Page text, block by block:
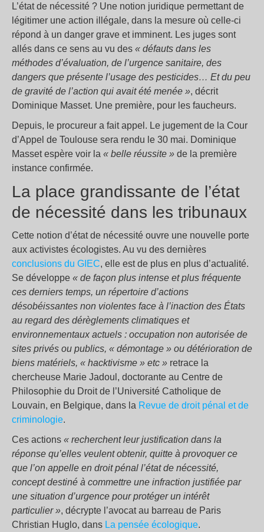
L’état de nécessité ? Une notion juridique permettant de
légitimer une action illégale, dans la mesure où celle-ci
répond à un danger grave et imminent. Les juges sont
allés dans ce sens au vu des « défauts dans les
méthodes d’évaluation, de l’urgence sanitaire, des
dangers que présente l’usage des pesticides… Et du peu
de gravité de l’action qui avait été menée », décrit
Dominique Masset. Une première, pour les faucheurs.
Depuis, le procureur a fait appel. Le jugement de la Cour
d’Appel de Toulouse sera rendu le 30 mai. Dominique
Masset espère voir la « belle réussite » de la première
instance confirmée.
La place grandissante de l’état
de nécessité dans les tribunaux
Cette notion d’état de nécessité ouvre une nouvelle porte
aux activistes écologistes. Au vu des dernières
conclusions du GIEC, elle est de plus en plus d’actualité.
Se développe « de façon plus intense et plus fréquente
ces derniers temps, un répertoire d’actions
désobéissantes non violentes face à l’inaction des États
au regard des dérèglements climatiques et
environnementaux actuels : occupation non autorisée de
sites privés ou publics, « démontage » ou détérioration de
biens matériels, « hacktivisme » etc » retrace la
chercheuse Marie Jadoul, doctorante au Centre de
Philosophie du Droit de l’Université Catholique de
Louvain, en Belgique, dans la Revue de droit pénal et de
criminologie.
Ces actions « recherchent leur justification dans la
réponse qu’elles veulent obtenir, quitte à provoquer ce
que l’on appelle en droit pénal l’état de nécessité,
concept destiné à commettre une infraction justifiée par
une situation d’urgence pour protéger un intérêt
particulier », décrypte l’avocat au barreau de Paris
Christian Huglo, dans La pensée écologique.